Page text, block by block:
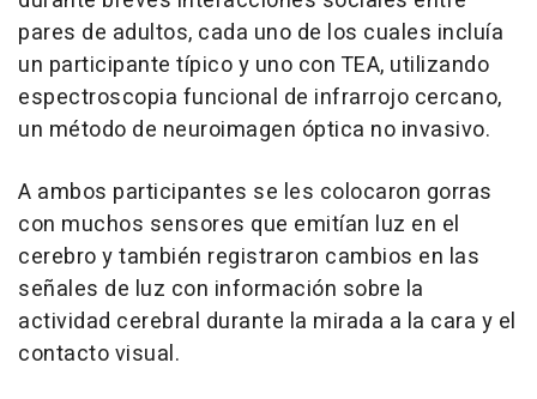
pares de adultos, cada uno de los cuales incluía
un participante típico y uno con TEA, utilizando
espectroscopia funcional de infrarrojo cercano,
un método de neuroimagen óptica no invasivo.
A ambos participantes se les colocaron gorras
con muchos sensores que emitían luz en el
cerebro y también registraron cambios en las
señales de luz con información sobre la
actividad cerebral durante la mirada a la cara y el
contacto visual.